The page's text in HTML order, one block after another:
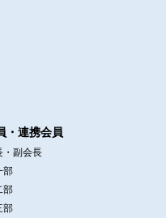
・連携会員
・副会長
部
部
部